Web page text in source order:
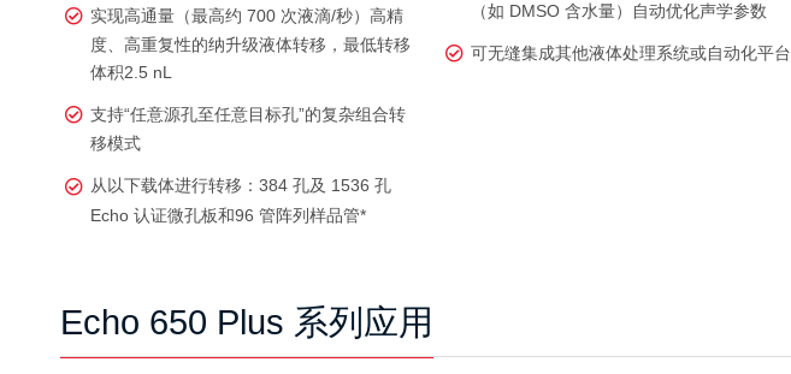
实现高通量（最高约 700 次液滴/秒）高精
度、高重复性的纳升级液体转移，最低转移
体积2.5 nL
支持“任意源孔至任意目标孔”的复杂组合转
移模式
从以下载体进行转移：384 孔及 1536 孔
Echo 认证微孔板和96 管阵列样品管*
（如 DMSO 含水量）自动优化声学参数
可无缝集成其他液体处理系统或自动化平台
Echo 650 Plus 系列应用